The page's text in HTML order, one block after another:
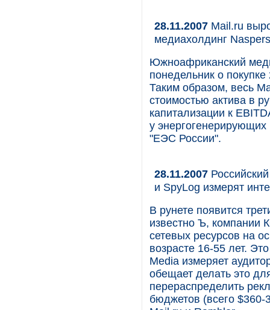
28.11.2007 Mail.ru
медиахолдинг Naspers
Южноафриканский
понедельник о
Таким образом, весь
стоимостью актива в
капитализации к
у
"ЕЭС России".
28.11.2007
и SpyLog измерят
В рунете появится
известно Ъ, компании
сетевых ресурсов на
возрасте 16-55 лет.
Media измеряет
обещает делать это
перераспределить
бюджетов (всего $360-